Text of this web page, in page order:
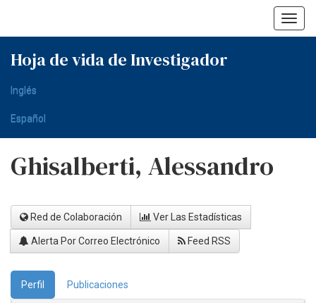
Hoja de vida de Investigador
Inglés
Español
Ghisalberti, Alessandro
Red de Colaboración Ver Las Estadísticas
Alerta Por Correo Electrónico Feed RSS
Perfil Publicaciones